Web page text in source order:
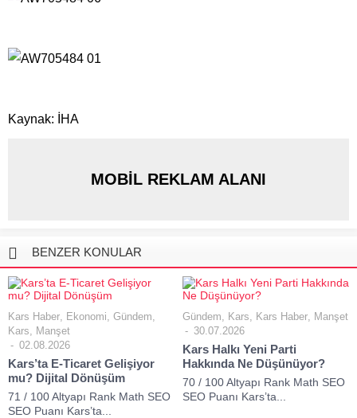
Kaynak: İHA
MOBİL REKLAM ALANI
BENZER KONULAR
Kars Haber, Ekonomi, Gündem,
Kars, Manşet
02.08.2026
Kars’ta E-Ticaret Gelişiyor
mu? Dijital Dönüşüm
71 / 100 Altyapı Rank Math SEO
SEO Puanı Kars’ta...
Gündem, Kars, Kars Haber, Manşet
30.07.2026
Kars Halkı Yeni Parti
Hakkında Ne Düşünüyor?
70 / 100 Altyapı Rank Math SEO
SEO Puanı Kars’ta...